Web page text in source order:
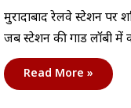
मुरादाबाद रेलवे स्टेशन पर
जब स्टेशन की गार्ड लॉबी
Read More »